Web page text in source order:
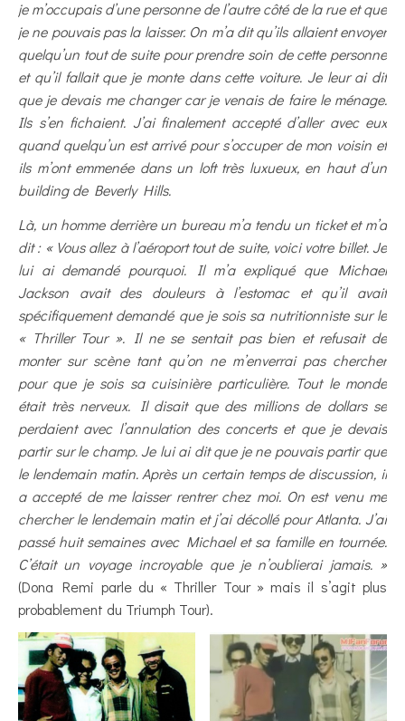
je m’occupais d’une personne de l’autre côté de la rue et que
je ne pouvais pas la laisser. On m’a dit qu’ils allaient envoyer
quelqu’un tout de suite pour prendre soin de cette personne
et qu’il fallait que je monte dans cette voiture. Je leur ai dit
que je devais me changer car je venais de faire le ménage.
Ils s’en fichaient. J’ai finalement accepté d’aller avec eux
quand quelqu’un est arrivé pour s’occuper de mon voisin et
ils m’ont emmenée dans un loft très luxueux, en haut d’un
building de Beverly Hills.
Là, un homme derrière un bureau m’a tendu un ticket et m’a
dit : « Vous allez à l’aéroport tout de suite, voici votre billet. Je
lui ai demandé pourquoi. Il m’a expliqué que Michael
Jackson avait des douleurs à l’estomac et qu’il avait
spécifiquement demandé que je sois sa nutritionniste sur le
« Thriller Tour ». Il ne se sentait pas bien et refusait de
monter sur scène tant qu’on ne m’enverrai pas chercher
pour que je sois sa cuisinière particulière. Tout le monde
était très nerveux. Il disait que des millions de dollars se
perdaient avec l’annulation des concerts et que je devais
partir sur le champ. Je lui ai dit que je ne pouvais partir que
le lendemain matin. Après un certain temps de discussion, il
a accepté de me laisser rentrer chez moi. On est venu me
chercher le lendemain matin et j’ai décollé pour Atlanta. J’ai
passé huit semaines avec Michael et sa famille en tournée.
C’était un voyage incroyable que je n’oublierai jamais. »
(Dona Remi parle du « Thriller Tour » mais il s’agit plus
probablement du Triumph Tour).